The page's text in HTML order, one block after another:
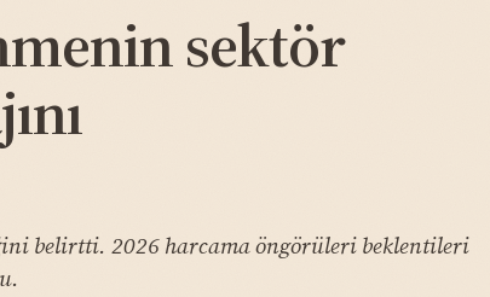
sektör
belirtti. 2026 harcama öngörüleri beklentileri